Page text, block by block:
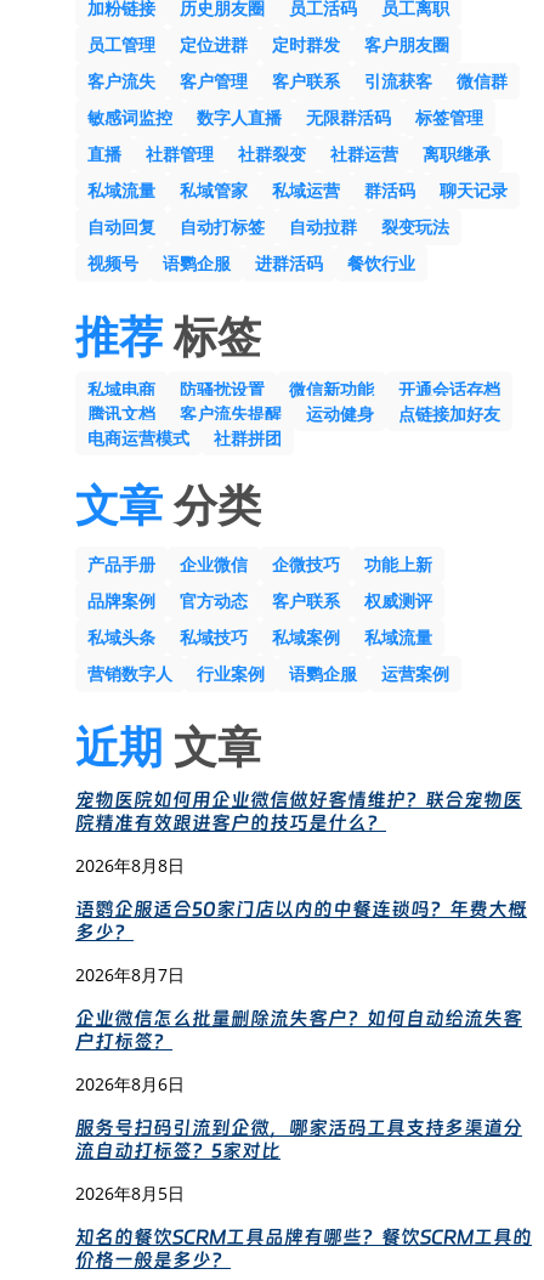
加粉链接 历史朋友圈 员工活码
员工离职
员工管理
定位进群 定时群发
客户朋友圈
客户流失
客户管理 客户联系 引流获客
微信群
敏感词监控
数字人直播 无限群活码
标签管理
直播
社群管理 社群裂变 社群运营
离职继承
私域流量
私域管家 私域运营 群活码
聊天记录
自动回复
自动打标签 自动拉群
裂变玩法
视频号
语鹦企服 进群活码 餐饮行业
推荐标签
私域电商 防骚扰设置 微信新功能
开通会话存档
腾讯文档
客户流失提醒 运动健身
点链接加好友
电商运营模式
社群拼团
文章分类
产品手册 企业微信 企微技巧
功能上新
品牌案例
官方动态 客户联系
权威测评
私域头条
私域技巧 私域案例
私域流量
营销数字人
行业案例 语鹦企服 运营案例
近期 文章
宠物医院如何用企业微信做好客情维护？联合宠物医
院精准有效跟进客户的技巧是什么？
2026年8月8日
语鹦企服适合50家门店以内的中餐连锁吗？年费大概
多少？
2026年8月7日
企业微信怎么批量删除流失客户？如何自动给流失客
户打标签？
2026年8月6日
服务号扫码引流到企微，哪家活码工具支持多渠道分
流自动打标签？5家对比
2026年8月5日
知名的餐饮SCRM工具品牌有哪些？餐饮SCRM工具的
价格一般是多少？